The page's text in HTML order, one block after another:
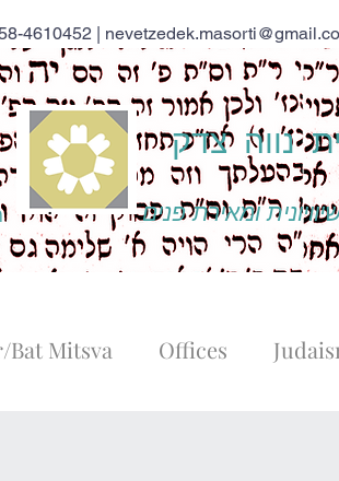
4610452 |
נווה צדק
ומאירת פנים
Offices
Bat Mitsva